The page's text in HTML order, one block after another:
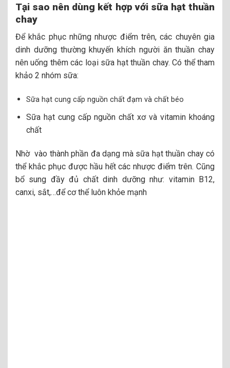
Tại sao nên dùng kết hợp với sữa hạt thuần
chay
Để khắc phục những nhược điểm trên, các chuyên gia
dinh dưỡng thường khuyến khích người ăn thuần chay
nên uống thêm các loại sữa hạt thuần chay. Có thể tham
khảo 2 nhóm sữa:
Sữa hạt cung cấp nguồn chất đạm và chất béo
Sữa hạt cung cấp nguồn chất xơ và vitamin khoáng
chất
Nhờ vào thành phần đa dạng mà sữa hạt thuần chay có
thể khắc phục được hầu hết các nhược điểm trên. Cũng
bổ sung đầy đủ chất dinh dưỡng như: vitamin B12,
canxi, sắt,…để cơ thể luôn khỏe mạnh